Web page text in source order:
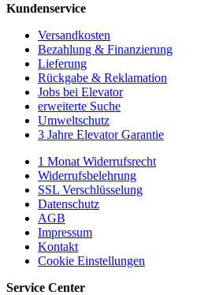
Kundenservice
Versandkosten
Bezahlung & Finanzierung
Lieferung
Rückgabe & Reklamation
Jobs bei Elevator
erweiterte Suche
Umweltschutz
3 Jahre Elevator Garantie
1 Monat Widerrufsrecht
Widerrufsbelehrung
SSL Verschlüsselung
Datenschutz
AGB
Impressum
Kontakt
Cookie Einstellungen
Service Center